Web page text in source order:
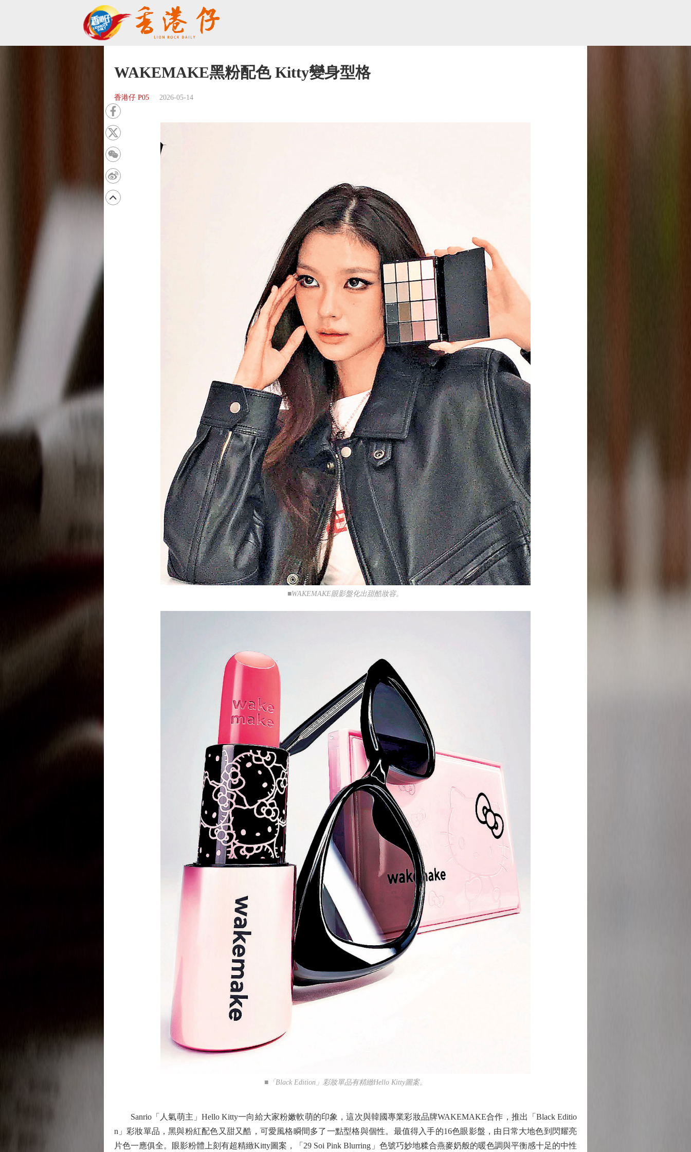
WAKEMAKE黑粉配色 Kitty變身型格
香港仔 P05 2026-05-14
■WAKEMAKE眼影盤化出甜酷妝容。
■「Black Edition」彩妝單品有精緻Hello Kitty圖案。
Sanrio「人氣萌主」Hello Kitty一向給大家粉嫩軟萌的印象，這次與韓國專業彩妝品牌WAKEMAKE合作，推出「Black Editio
n」彩妝單品，黑與粉紅配色又甜又酷，可愛風格瞬間多了一點型格與個性。最值得入手的16色眼影盤，由日常大地色到閃耀亮
片色一應俱全。眼影粉體上刻有超精緻Kitty圖案，「29 Soi Pink Blurring」色號巧妙地糅合燕麥奶般的暖色調與平衡感十足的中性